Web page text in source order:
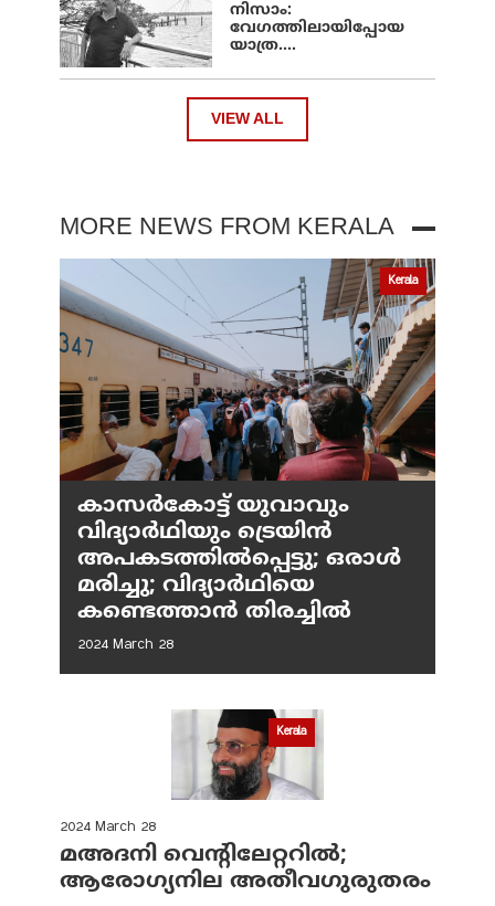
നിസാം:
വേഗത്തിലായിപ്പോയ
യാത്ര....
VIEW ALL
MORE NEWS FROM KERALA
Kerala
കാസർകോട്ട് യുവാവും
വിദ്യാർഥിയും ട്രെയിൻ
അപകടത്തിൽപ്പെട്ടു; ഒരാൾ
മരിച്ചു; വിദ്യാർഥിയെ
കണ്ടെത്താൻ തിരച്ചിൽ
2024 March 28
Kerala
2024 March 28
മഅദനി വെന്റിലേറ്ററിൽ;
ആരോഗ്യനില അതീവഗുരുതരം